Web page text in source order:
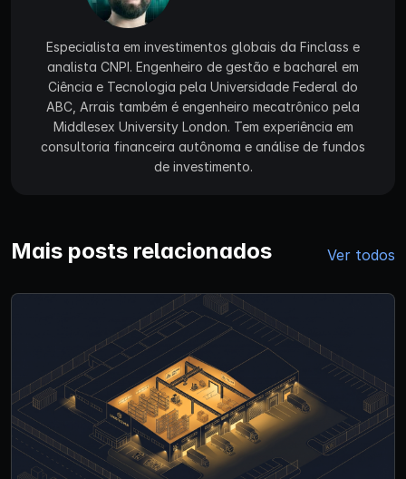
Especialista em investimentos globais da Finclass e
analista CNPI. Engenheiro de gestão e bacharel em
Ciência e Tecnologia pela Universidade Federal do
ABC, Arrais também é engenheiro mecatrônico pela
Middlesex University London. Tem experiência em
consultoria financeira autônoma e análise de fundos
de investimento.
Mais posts relacionados Ver todos